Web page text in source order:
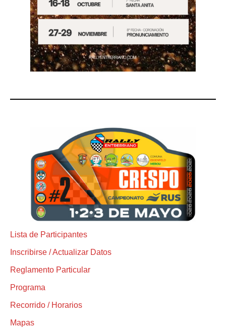
Lista de Participantes
Inscribirse / Actualizar Datos
Reglamento Particular
Programa
Recorrido / Horarios
Mapas